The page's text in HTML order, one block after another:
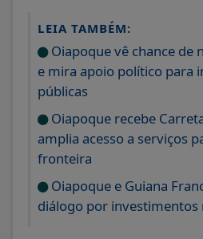
LEIA TAMBÉM:
Oiapoque vê chance de
e mira apoio político para
públicas
Oiapoque recebe
amplia acesso a serviços
fronteira
Oiapoque e Guiana
diálogo por investimentos